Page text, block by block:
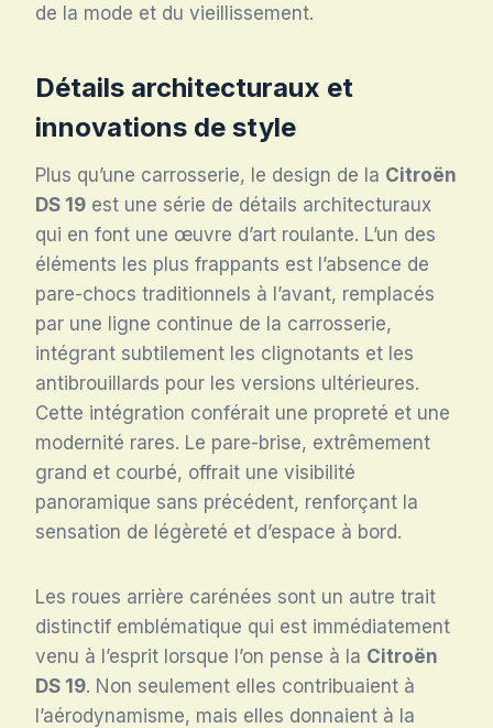
de la mode et du vieillissement.
Détails architecturaux et
innovations de style
Plus qu’une carrosserie, le design de la Citroën
DS 19 est une série de détails architecturaux
qui en font une œuvre d’art roulante. L’un des
éléments les plus frappants est l’absence de
pare-chocs traditionnels à l’avant, remplacés
par une ligne continue de la carrosserie,
intégrant subtilement les clignotants et les
antibrouillards pour les versions ultérieures.
Cette intégration conférait une propreté et une
modernité rares. Le pare-brise, extrêmement
grand et courbé, offrait une visibilité
panoramique sans précédent, renforçant la
sensation de légèreté et d’espace à bord.
Les roues arrière carénées sont un autre trait
distinctif emblématique qui est immédiatement
venu à l’esprit lorsque l’on pense à la Citroën
DS 19. Non seulement elles contribuaient à
l’aérodynamisme, mais elles donnaient à la